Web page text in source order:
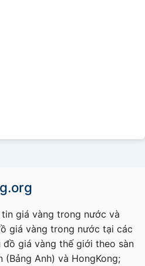
giá vàng trong nước và
giá vàng trong nước tại các
đồ giá vàng thế giới theo sàn
(Bảng Anh) và HongKong;